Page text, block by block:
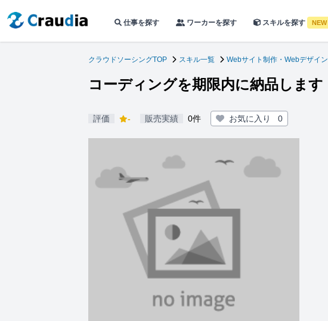
仕事を探す ワーカーを探す スキルを探す NEW
クラウドソーシングTOP スキル一覧 Webサイト制作・Webデザイン
コーディングを期限内に納品します
評価 - 販売実績 0件 お気に入り 0